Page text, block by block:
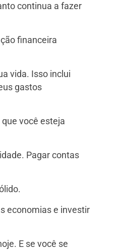
continua a fazer
financeira
vida. Isso inclui
gastos
você esteja
Pagar contas
economias e investir
E se você se